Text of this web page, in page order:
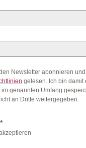
Newsletter abonnieren
gelesen. Ich bin damit
genannten Umfang
an Dritte weitergegeben.